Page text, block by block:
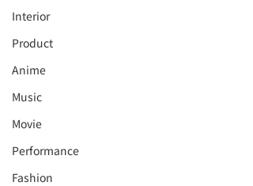
Interior
⁠⁠Product
Anime
Music
⁠⁠Movie
⁠⁠Performance
⁠Fashion